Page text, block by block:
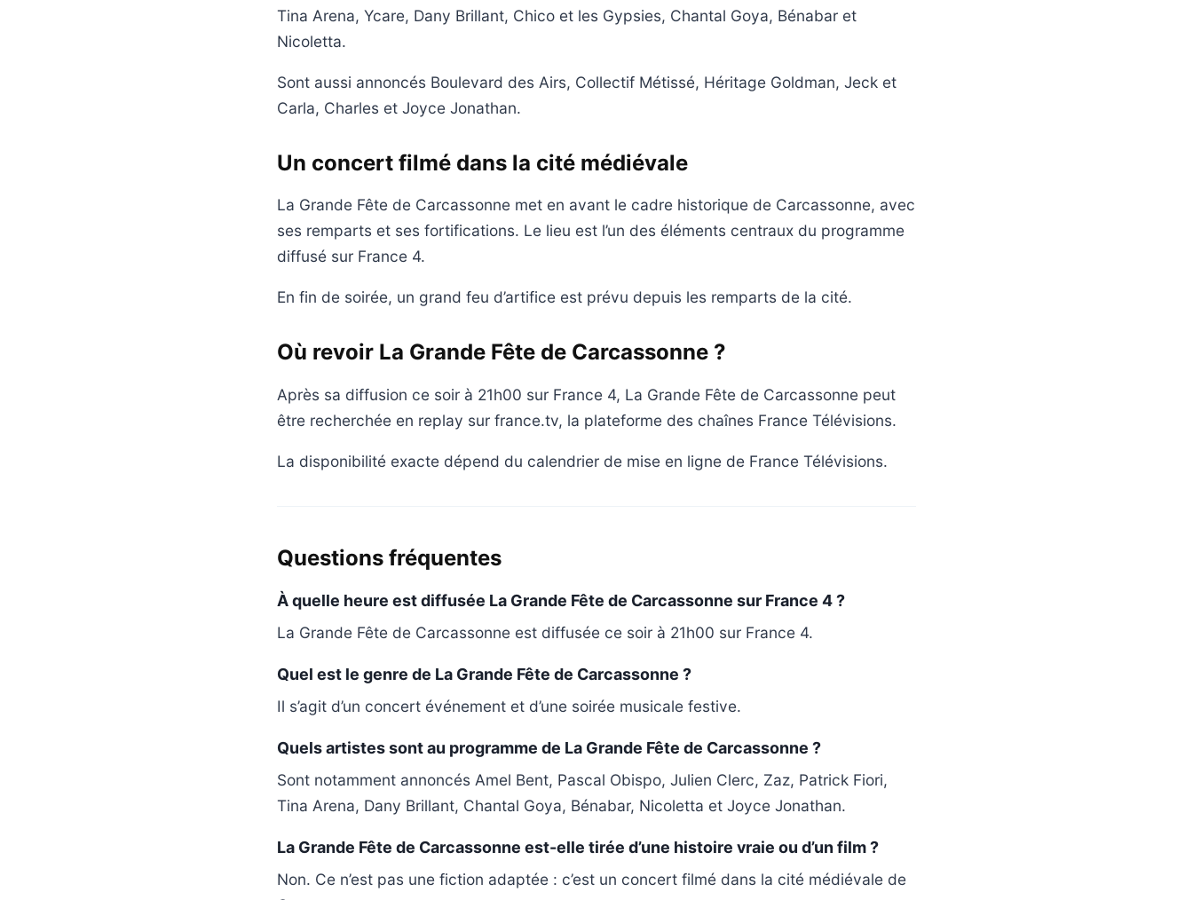
Tina Arena, Ycare, Dany Brillant, Chico et les Gypsies, Chantal Goya, Bénabar et
Nicoletta.
Sont aussi annoncés Boulevard des Airs, Collectif Métissé, Héritage Goldman, Jeck et
Carla, Charles et Joyce Jonathan.
Un concert filmé dans la cité médiévale
La Grande Fête de Carcassonne met en avant le cadre historique de Carcassonne, avec
ses remparts et ses fortifications. Le lieu est l’un des éléments centraux du programme
diffusé sur France 4.
En fin de soirée, un grand feu d’artifice est prévu depuis les remparts de la cité.
Où revoir La Grande Fête de Carcassonne ?
Après sa diffusion ce soir à 21h00 sur France 4, La Grande Fête de Carcassonne peut
être recherchée en replay sur france.tv, la plateforme des chaînes France Télévisions.
La disponibilité exacte dépend du calendrier de mise en ligne de France Télévisions.
Questions fréquentes
À quelle heure est diffusée La Grande Fête de Carcassonne sur France 4 ?
La Grande Fête de Carcassonne est diffusée ce soir à 21h00 sur France 4.
Quel est le genre de La Grande Fête de Carcassonne ?
Il s’agit d’un concert événement et d’une soirée musicale festive.
Quels artistes sont au programme de La Grande Fête de Carcassonne ?
Sont notamment annoncés Amel Bent, Pascal Obispo, Julien Clerc, Zaz, Patrick Fiori,
Tina Arena, Dany Brillant, Chantal Goya, Bénabar, Nicoletta et Joyce Jonathan.
La Grande Fête de Carcassonne est-elle tirée d’une histoire vraie ou d’un film ?
Non. Ce n’est pas une fiction adaptée : c’est un concert filmé dans la cité médiévale de